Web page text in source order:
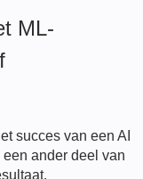
ML-
succes van een AI
ander deel van